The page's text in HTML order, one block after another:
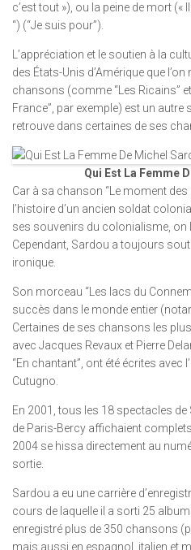
c’est tout »), ou la peine de mort
“) (“Je suis pour”).
L’appréciation et le soutien à la
des États-Unis d’Amérique que
chansons (comme “Les Ricains”
France”, par exemple) est un autre
retrouve dans certaines de ses
Qui Est La Femme
Car à sa chanson “Le moment
l’histoire d’un ancien soldat
ses souvenirs du colonialisme, on
Cependant, Sardou a toujours
ironique.
Son morceau “Les lacs du
succès dans le monde entier
Certaines de ses chansons les
avec Jacques Revaux et Pierre
“En chantant”, ont été écrites avec
Cutugno.
En 2001, tous les 18 spectacles
de Paris-Bercy affichaient
2004 se hissa directement au
sortie.
Sardou a eu une carrière
cours de laquelle il a sorti 25
enregistré plus de 350 chansons
mais aussi en espagnol, italien et